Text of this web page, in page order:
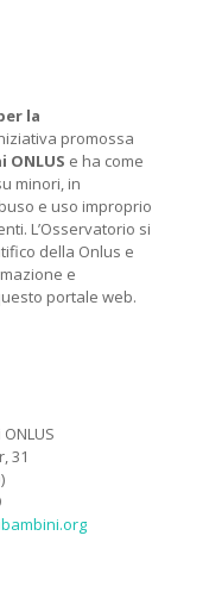
la
promossa
ONLUS e ha come
minori, in
e uso improprio
L’Osservatorio si
della Onlus e
e
portale web.
31